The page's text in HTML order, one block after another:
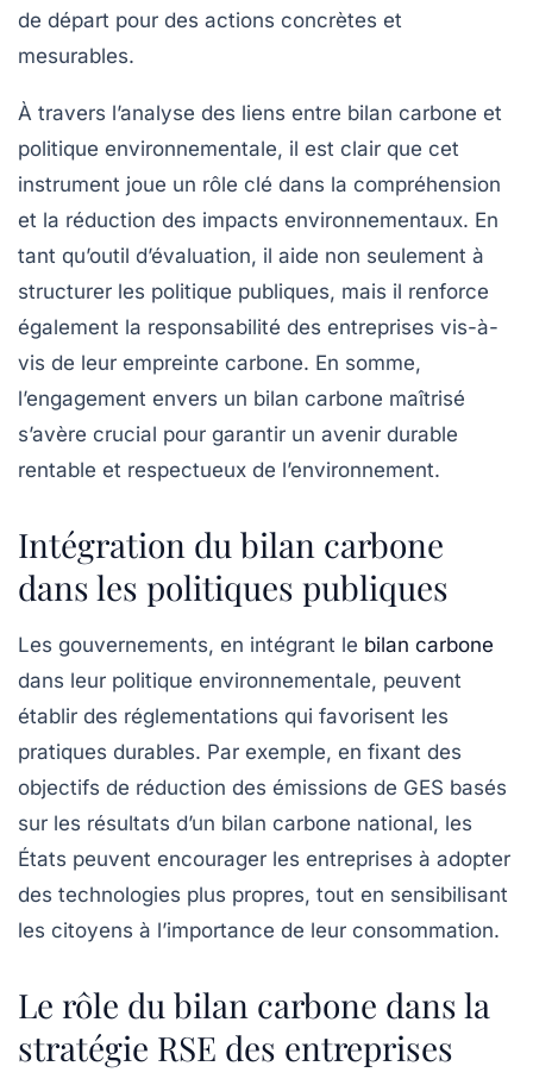
de départ pour des actions concrètes et
mesurables.
À travers l’analyse des liens entre bilan carbone et
politique environnementale, il est clair que cet
instrument joue un rôle clé dans la compréhension
et la réduction des impacts environnementaux. En
tant qu’outil d’évaluation, il aide non seulement à
structurer les politique publiques, mais il renforce
également la responsabilité des entreprises vis-à-
vis de leur empreinte carbone. En somme,
l’engagement envers un bilan carbone maîtrisé
s’avère crucial pour garantir un avenir durable
rentable et respectueux de l’environnement.
Intégration du bilan carbone
dans les politiques publiques
Les gouvernements, en intégrant le bilan carbone
dans leur politique environnementale, peuvent
établir des réglementations qui favorisent les
pratiques durables. Par exemple, en fixant des
objectifs de réduction des émissions de GES basés
sur les résultats d’un bilan carbone national, les
États peuvent encourager les entreprises à adopter
des technologies plus propres, tout en sensibilisant
les citoyens à l’importance de leur consommation.
Le rôle du bilan carbone dans la
stratégie RSE des entreprises